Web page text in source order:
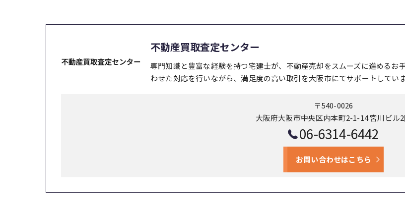
不動産買取査定センター
専門知識と豊富な経験を持つ宅建士が、不動産売却をスムーズに進める
わせた対応を行いながら、満足度の高い取引を大阪市にてサポートしていま
〒540-0026
大阪府大阪市中央区内本町2-1-14 宮川ビル
06-6314-6442
お問い合わせはこちら